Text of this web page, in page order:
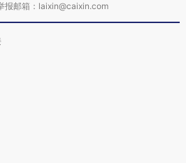
邮箱：laixin@caixin.com